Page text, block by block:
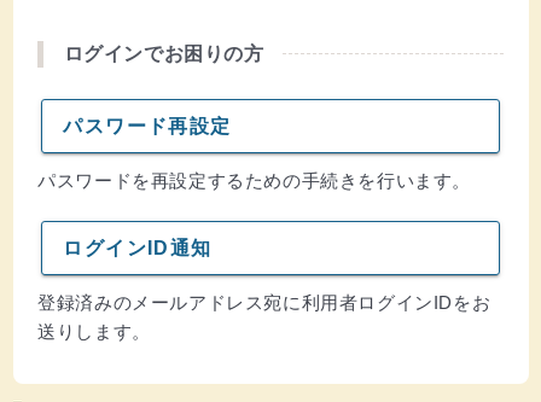
ログインでお困りの方
パスワード再設定
パスワードを再設定するための手続きを行います。
ログインID通知
登録済みのメールアドレス宛に利用者ログインIDをお
送りします。